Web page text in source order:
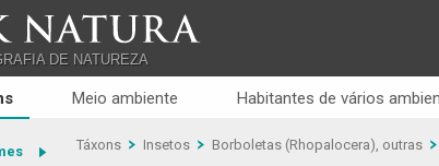
NATURA
DE NATUREZA
Meio ambiente Habitantes de vários
Táxons Insetos Borboletas (Rhopalocera), outras